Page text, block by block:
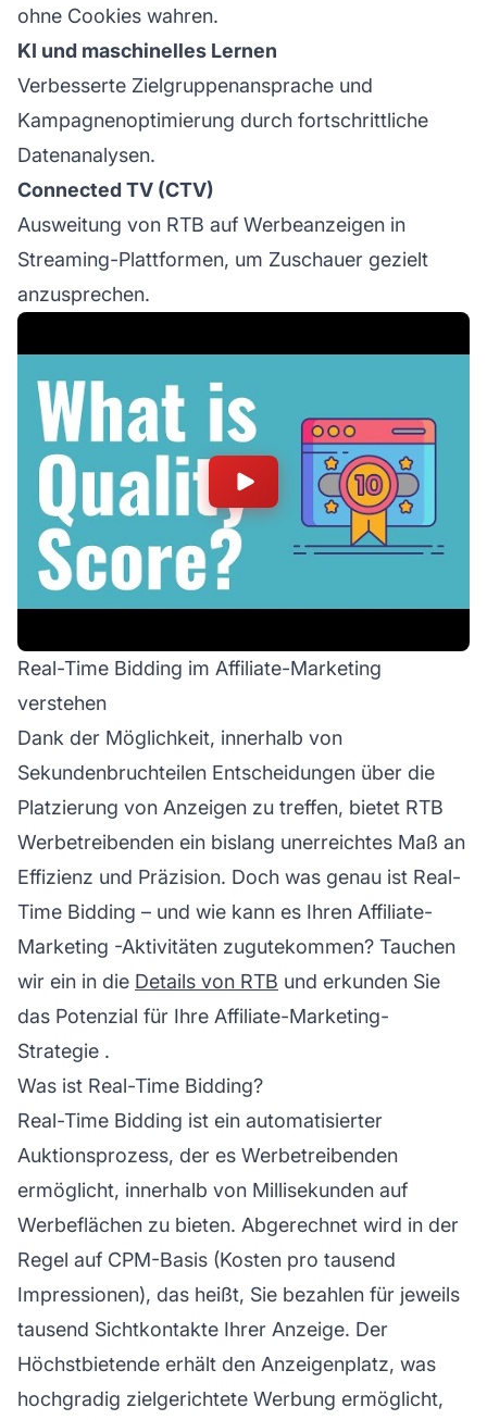
ohne Cookies wahren.
KI und maschinelles Lernen
Verbesserte Zielgruppenansprache und
Kampagnenoptimierung durch fortschrittliche
Datenanalysen.
Connected TV (CTV)
Ausweitung von RTB auf Werbeanzeigen in
Streaming-Plattformen, um Zuschauer gezielt
anzusprechen.
Real-Time Bidding im Affiliate-Marketing
verstehen
Dank der Möglichkeit, innerhalb von
Sekundenbruchteilen Entscheidungen über die
Platzierung von Anzeigen zu treffen, bietet RTB
Werbetreibenden ein bislang unerreichtes Maß an
Effizienz und Präzision. Doch was genau ist Real-
Time Bidding – und wie kann es Ihren Affiliate-
Marketing -Aktivitäten zugutekommen? Tauchen
wir ein in die Details von RTB und erkunden Sie
das Potenzial für Ihre Affiliate-Marketing-
Strategie .
Was ist Real-Time Bidding?
Real-Time Bidding ist ein automatisierter
Auktionsprozess, der es Werbetreibenden
ermöglicht, innerhalb von Millisekunden auf
Werbeflächen zu bieten. Abgerechnet wird in der
Regel auf CPM-Basis (Kosten pro tausend
Impressionen), das heißt, Sie bezahlen für jeweils
tausend Sichtkontakte Ihrer Anzeige. Der
Höchstbietende erhält den Anzeigenplatz, was
hochgradig zielgerichtete Werbung ermöglicht,